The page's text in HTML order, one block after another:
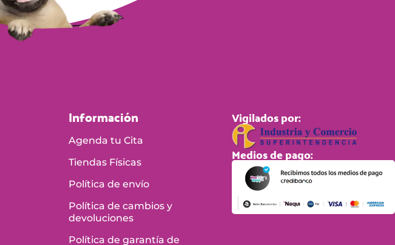
Información
Agenda tu Cita
Tiendas Físicas
Política de envío
Política de cambios y
devoluciones
Política de garantía de
Vigilados por:
Medios de pago: